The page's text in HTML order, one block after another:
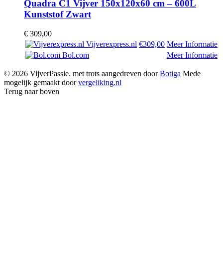
Quadra C1 Vijver 150x120x60 cm – 600L
Kunststof Zwart
€ 309,00
Vijverexpress.nl €309,00 Meer Informatie
Bol.com
Meer Informatie
© 2026 VijverPassie. met trots aangedreven doorBotiga Mede
mogelijk gemaakt doorvergeliking.nl
Terug naar boven